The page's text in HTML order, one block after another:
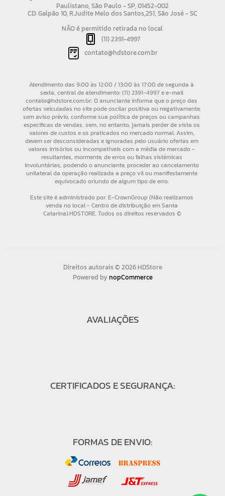
Paulistano, São Paulo - SP, 01452-002
CD: Galpão 10, R.Judite Melo dos Santos,251, São José - SC
NÃO é permitido retirada no local
(11) 2391-4997
contato@hdstore.com.br
Direitos autorais © 2026 HDStore
Powered bynopCommerce
AVALIAÇÕES
CERTIFICADOS E SEGURANÇA:
FORMAS DE ENVIO: